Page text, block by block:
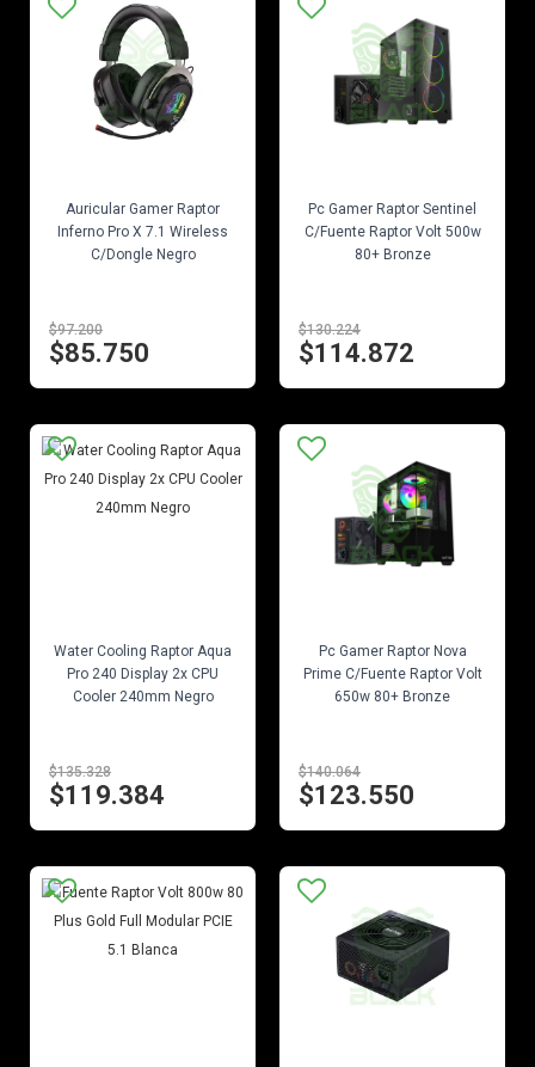
Auricular Gamer Raptor
Inferno Pro X 7.1 Wireless
C/Dongle Negro
$97.200
$85.750
Pc Gamer Raptor Sentinel
C/Fuente Raptor Volt 500w
80+ Bronze
$130.224
$114.872
Water Cooling Raptor Aqua
Pro 240 Display 2x CPU
Cooler 240mm Negro
$135.328
$119.384
Pc Gamer Raptor Nova
Prime C/Fuente Raptor Volt
650w 80+ Bronze
$140.064
$123.550